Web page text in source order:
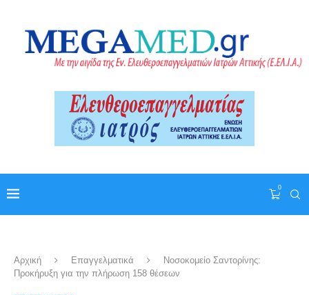
0
Αρχική Επαγγελματικά
Νοσοκομείο Σαντορίνης:
Προκήρυξη για την πλήρωση 158 θέσεων